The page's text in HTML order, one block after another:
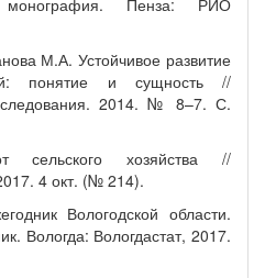
монография. Пенза: РИО
М.А. Устойчивое развитие
понятие и сущность //
2014. № 8–7. С.
сельского хозяйства //
4 окт. (№ 214).
Вологодской области.
Вологда: Вологдастат, 2017.